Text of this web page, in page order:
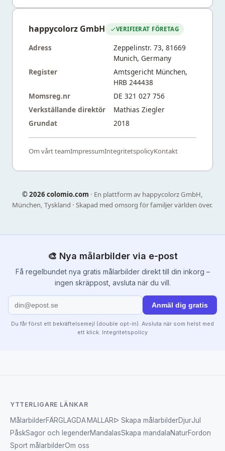
happycolorz GmbH VERIFIERAT FÖRETAG
Adress
Zeppelinstr. 73, 81669
Munich, Germany
Register
Amtsgericht München,
HRB 244438
Momsreg.nr
DE 321 027 756
Verkställande direktör
Mathias Ziegler
Grundat
2018
Om vårt teamImpressumIntegritetspolicyKontakt
©2026 colomio.com · En plattform av happycolorz GmbH,
München, Tyskland · Skapad med omsorg för familjer världen över.
🎨 Nya målarbilder via e-post
Få regelbundet nya gratis målarbilder direkt till din inkorg –
ingen skräppost, avsluta när du vill.
Anmäl dig gratis
Du får först ett bekräftelsemejl (double opt-in). Avsluta när som helst med
ett klick. Integritetspolicy
YTTERLIGARE LÄNKAR
MålarbilderFÄRGLAGDA MALLARᐅ Skapa målarbilderDjurJul
PåskSagor och legenderMandalasSkapa mandalaNaturFordon
Sport målarbilderOm oss